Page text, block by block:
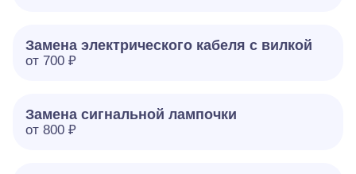
Замена электрического кабеля с вилкой
от 700 ₽
Замена сигнальной лампочки
от 800 ₽